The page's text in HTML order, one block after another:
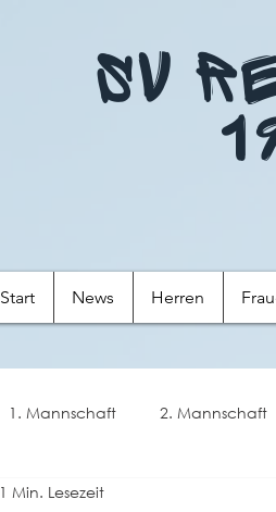
SV
Start News Herren
1. Mannschaft 2. Mannschaft
Corona
1 Min. Lesezeit